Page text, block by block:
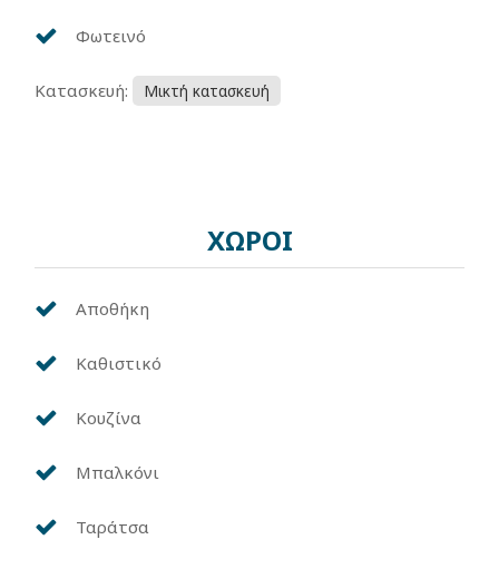
Φωτεινό
Κατασκευή: Μικτή κατασκευή
ΧΩΡΟΙ
Αποθήκη
Καθιστικό
Κουζίνα
Μπαλκόνι
Ταράτσα